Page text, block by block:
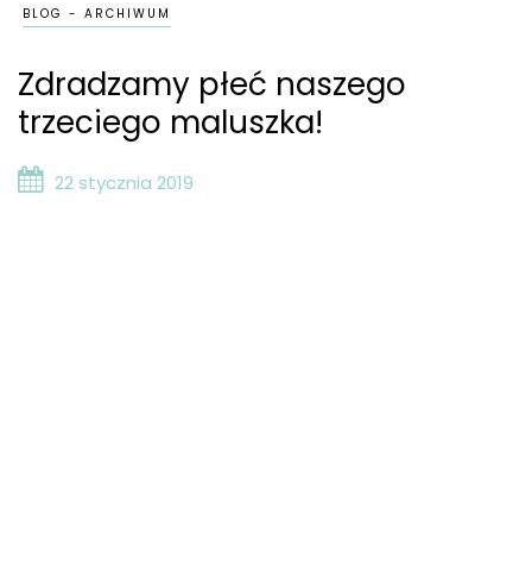
BLOG - ARCHIWUM
Zdradzamy płeć naszego
trzeciego maluszka!
22 stycznia 2019